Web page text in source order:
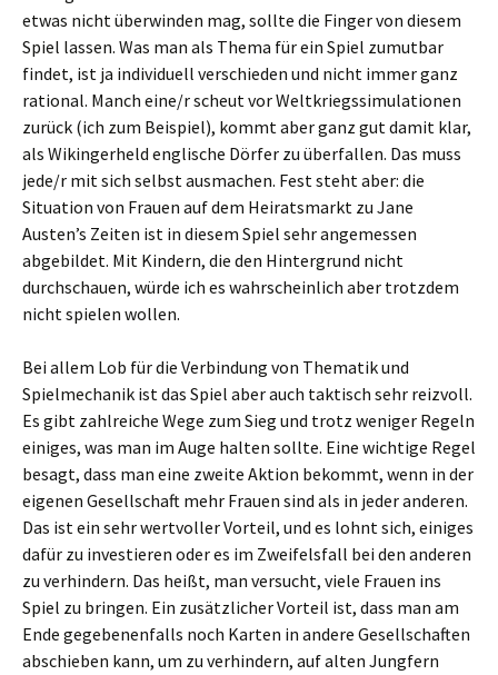
etwas nicht überwinden mag, sollte die Finger von diesem
Spiel lassen. Was man als Thema für ein Spiel zumutbar
findet, ist ja individuell verschieden und nicht immer ganz
rational. Manch eine/r scheut vor Weltkriegssimulationen
zurück (ich zum Beispiel), kommt aber ganz gut damit klar,
als Wikingerheld englische Dörfer zu überfallen. Das muss
jede/r mit sich selbst ausmachen. Fest steht aber: die
Situation von Frauen auf dem Heiratsmarkt zu Jane
Austen’s Zeiten ist in diesem Spiel sehr angemessen
abgebildet. Mit Kindern, die den Hintergrund nicht
durchschauen, würde ich es wahrscheinlich aber trotzdem
nicht spielen wollen.
Bei allem Lob für die Verbindung von Thematik und
Spielmechanik ist das Spiel aber auch taktisch sehr reizvoll.
Es gibt zahlreiche Wege zum Sieg und trotz weniger Regeln
einiges, was man im Auge halten sollte. Eine wichtige Regel
besagt, dass man eine zweite Aktion bekommt, wenn in der
eigenen Gesellschaft mehr Frauen sind als in jeder anderen.
Das ist ein sehr wertvoller Vorteil, und es lohnt sich, einiges
dafür zu investieren oder es im Zweifelsfall bei den anderen
zu verhindern. Das heißt, man versucht, viele Frauen ins
Spiel zu bringen. Ein zusätzlicher Vorteil ist, dass man am
Ende gegebenenfalls noch Karten in andere Gesellschaften
abschieben kann, um zu verhindern, auf alten Jungfern